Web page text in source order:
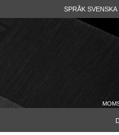
SPRÅK SVENSKA